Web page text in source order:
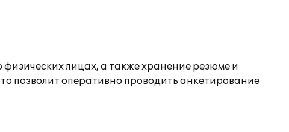
лицах, а также хранение резюме и
позволит оперативно проводить анкетирование